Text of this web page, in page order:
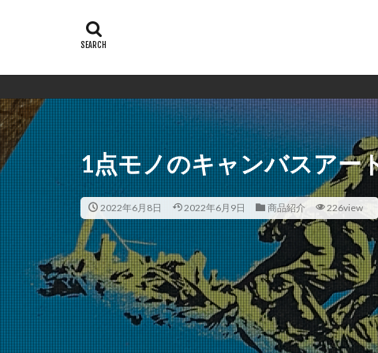
シンプル
1点モノのキャンバスアー
2022年6月8日 2022年6月9日 商品紹介 226view